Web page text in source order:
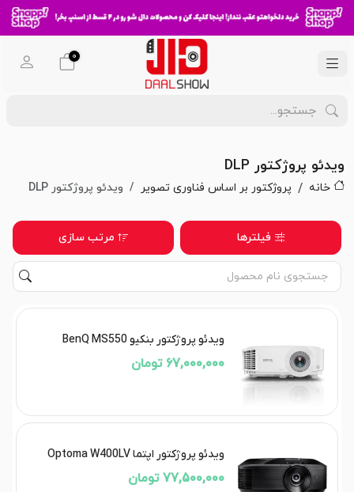
0
ویدئو پروژکتور DLP
خانه پروژکتور بر اساس فناوری تصویر ویدئو پروژکتور DLP
فیلترها مرتب سازی
ویدئو پروژکتور بنکیو BenQ MS550
67,000,000 تومان
ویدئو پروژکتور اپتما Optoma W400LV
77,500,000 تومان